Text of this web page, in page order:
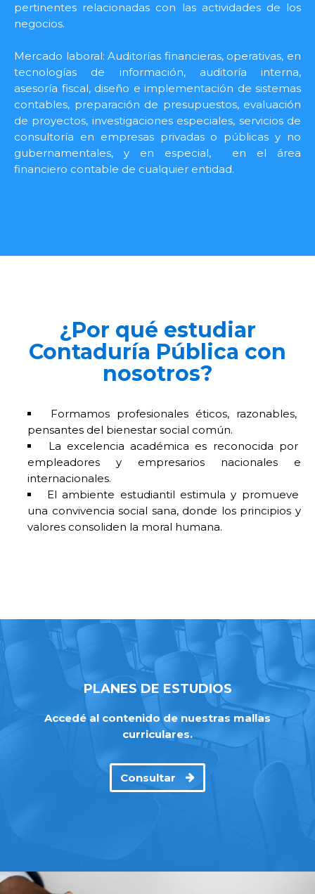
pertinentes relacionadas con las actividades de los
negocios.
Mercado laboral: Auditorías financieras, operativas, en
tecnologías de información, auditoría interna,
asesoría fiscal, diseño e implementación de sistemas
contables, preparación de presupuestos, evaluación
de proyectos, investigaciones especiales, servicios de
consultoría en empresas privadas o públicas y no
gubernamentales, y en especial, en el área
financiero contable de cualquier entidad.
¿Por qué estudiar
Contaduría Pública con
nosotros?
Formamos profesionales éticos, razonables,
pensantes del bienestar social común.
La excelencia académica es reconocida por
empleadores y empresarios nacionales e
internacionales.
El ambiente estudiantil estimula y promueve
una convivencia social sana, donde los principios y
valores consoliden la moral humana.
PLANES DE ESTUDIOS
Accedé al contenido de nuestras mallas
curriculares.
Consultar